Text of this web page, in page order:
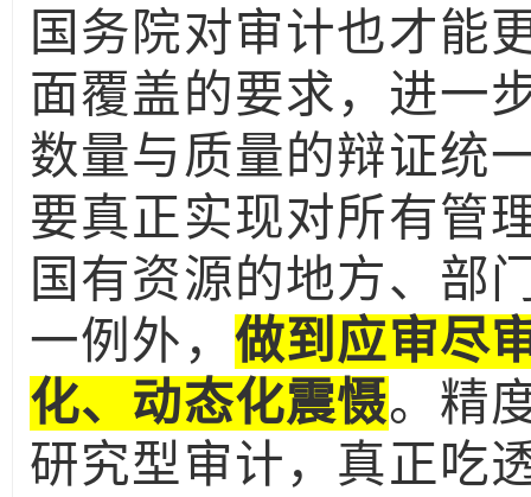
国务院对审计也才能
面覆盖的要求，进一
数量与质量的辩证统
要真正实现对所有管
国有资源的地方、部
一例外， 做到应审尽
化、动态化震慑。精
研究型审计，真正吃